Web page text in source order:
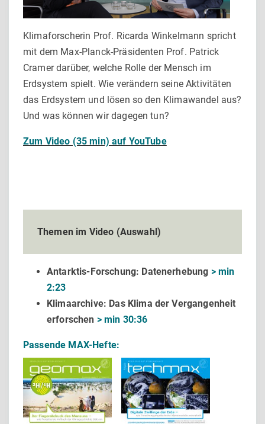
Klimaforscherin Prof. Ricarda Winkelmann spricht
mit dem Max-Planck-Präsidenten Prof. Patrick
Cramer darüber, welche Rolle der Mensch im
Erdsystem spielt. Wie verändern seine Aktivitäten
das Erdsystem und lösen so den Klimawandel aus?
Und was können wir dagegen tun?
Zum Video (35 min) auf YouTube
Themen im Video (Auswahl)
Antarktis-Forschung: Datenerhebung > min
2:23
Klimaarchive: Das Klima der Vergangenheit
erforschen > min 30:36
Passende MAX-Hefte: